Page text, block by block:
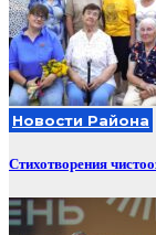
Новости Района
Стихотворения